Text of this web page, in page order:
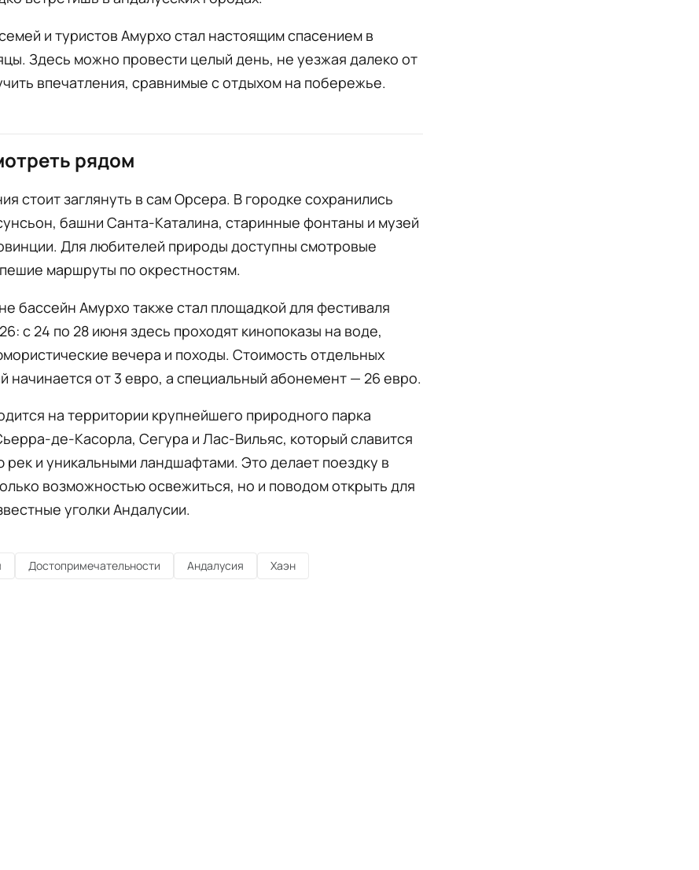
и туристов Амурхо стал настоящим спасением в
Здесь можно провести целый день, не уезжая далеко от
впечатления, сравнимые с отдыхом на побережье.
рядом
стоит заглянуть в сам Орсера. В городке сохранились
башни Санта-Каталина, старинные фонтаны и музей
Для любителей природы доступны смотровые
маршруты по окрестностям.
бассейн Амурхо также стал площадкой для фестиваля
с 24 по 28 июня здесь проходят кинопоказы на воде,
вечера и походы. Стоимость отдельных
начинается от 3 евро, а специальный абонемент — 26 евро.
на территории крупнейшего природного парка
де-Касорла, Сегура и Лас-Вильяс, который славится
рек и уникальными ландшафтами. Это делает поездку в
возможностью освежиться, но и поводом открыть для
уголки Андалусии.
Достопримечательности Андалусия Хаэн